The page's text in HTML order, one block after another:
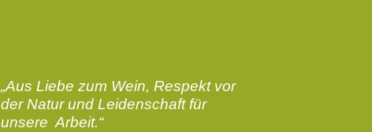
„Aus Liebe zum Wein, Respekt vor
der Natur und Leidenschaft für
unsere Arbeit.“